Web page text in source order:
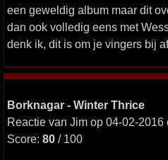
een geweldig album maar dit
dan ook volledig eens met
denk ik, dit is om je vingers bij
Borknagar - Winter Thrice
Reactie van Jim op 04-02-2016
Score: 80 / 100